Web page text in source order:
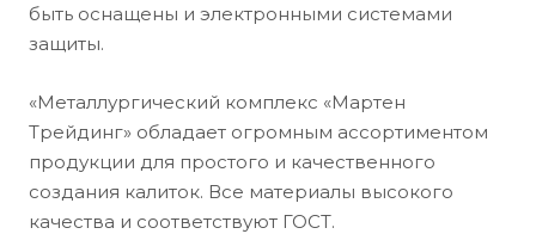
быть оснащены и электронными системами
защиты.
«Металлургический комплекс «Мартен
Трейдинг» обладает огромным ассортиментом
продукции для простого и качественного
создания калиток. Все материалы высокого
качества и соответствуют ГОСТ.